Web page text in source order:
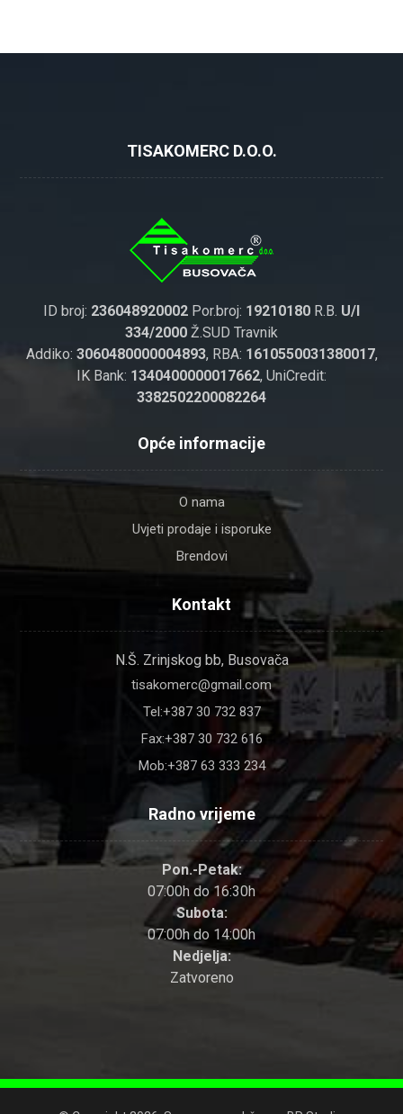
TISAKOMERC D.O.O.
ID broj: 236048920002 Por.broj: 19210180 R.B. U/I
334/2000 Ž.SUD Travnik
Addiko: 3060480000004893, RBA: 1610550031380017,
IK Bank: 1340400000017662, UniCredit:
3382502200082264
Opće informacije
O nama
Uvjeti prodaje i isporuke
Brendovi
Kontakt
N.Š. Zrinjskog bb, Busovača
tisakomerc@gmail.com
Tel:+387 30 732 837
Fax:+387 30 732 616
Mob:+387 63 333 234
Radno vrijeme
Pon.-Petak:
07:00h do 16:30h
Subota:
07:00h do 14:00h
Nedjelja:
Zatvoreno